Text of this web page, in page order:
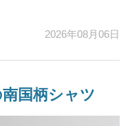
2026年08月06日
国柄シャツ